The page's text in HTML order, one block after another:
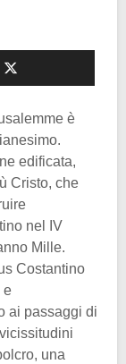
è
edificata,
Cristo, che
nel IV
Mille.
Costantino
e
ai passaggi di
una